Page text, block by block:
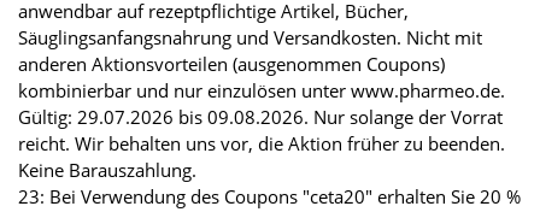
anwendbar auf rezeptpflichtige Artikel, Bücher,
Säuglingsanfangsnahrung und Versandkosten. Nicht mit
anderen Aktionsvorteilen (ausgenommen Coupons)
kombinierbar und nur einzulösen unter www.pharmeo.de.
Gültig: 29.07.2026 bis 09.08.2026. Nur solange der Vorrat
reicht. Wir behalten uns vor, die Aktion früher zu beenden.
Keine Barauszahlung.
23: Bei Verwendung des Coupons "ceta20" erhalten Sie 20 %